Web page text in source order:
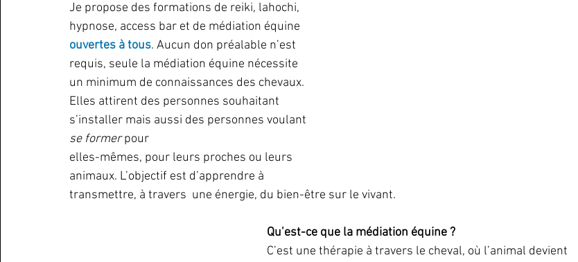
Je propose des formations de reiki, lahochi,
hypnose, access bar et de médiation équine
ouvertes à tous. Aucun don préalable n’est
requis, seule la médiation équine nécessite
un minimum de connaissances des chevaux.
Elles attirent des personnes souhaitant
s’installer mais aussi des personnes voulant
se former pour
elles-mêmes, pour leurs proches ou leurs
animaux. L’objectif est d’apprendre à
transmettre, à travers  une énergie, du bien-être sur le vivant.
Qu’est-ce que la médiation équine ?
C’est une thérapie à travers le cheval, où l’animal devient